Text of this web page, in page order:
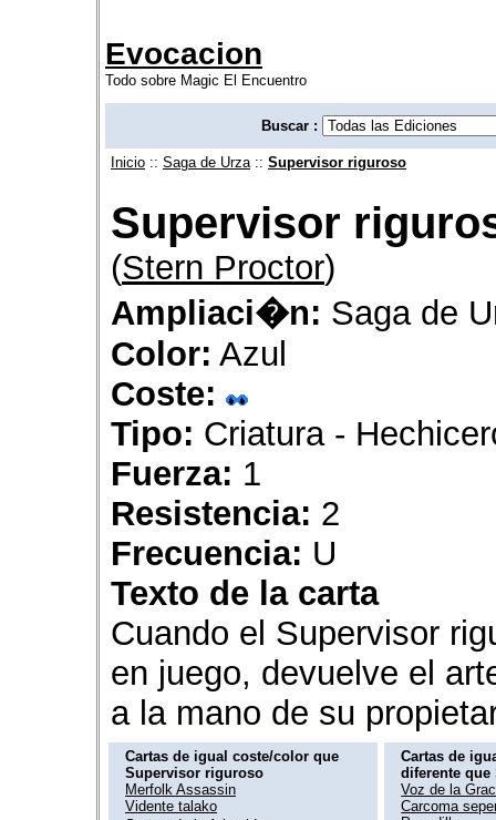
Evocacion
Todo sobre Magic El Encuentro
Buscar :
Inicio :: Saga de Urza :: Supervisor riguroso
Supervisor
(Stern Proctor)
Ampliaci�n: Saga de
Color: Azul
Coste:
Tipo: Criatura -
Fuerza: 1
Resistencia: 2
Frecuencia: U
Texto de la carta
Cuando el Supervisor
en juego, devuelve el
a la mano de su
Cartas de igual coste/color que
Supervisor riguroso
Merfolk Assassin
Vidente talako
Cartas de
diferente
Voz de la
Carcoma